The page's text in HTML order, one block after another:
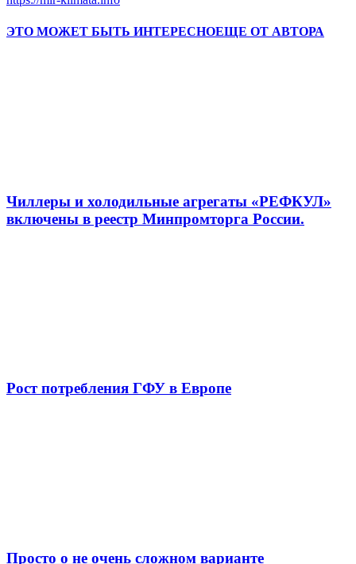
ЭТО МОЖЕТ БЫТЬ ИНТЕРЕСНОЕЩЕ ОТ АВТОРА
Чиллеры и холодильные агрегаты «РЕФКУЛ»
включены в реестр Минпромторга России.
Рост потребления ГФУ в Европе
Просто о не очень сложном варианте